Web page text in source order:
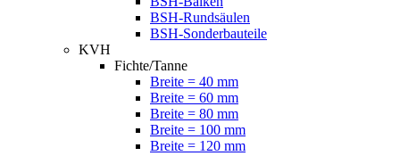
BSH-Rundsäulen
BSH-Sonderbauteile
KVH
Fichte/Tanne
Breite = 40 mm
Breite = 60 mm
Breite = 80 mm
Breite = 100 mm
Breite = 120 mm